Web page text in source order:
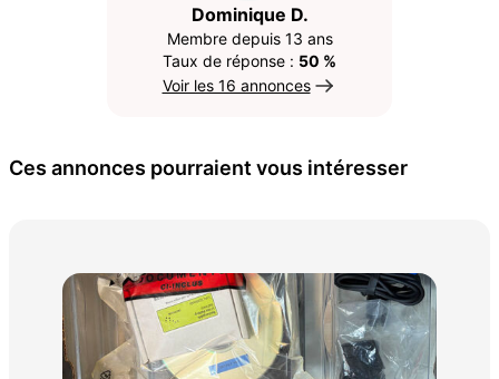
Dominique D.
Membre depuis 13 ans
Taux de réponse : 50 %
Voir les 16 annonces
Ces annonces pourraient vous intéresser